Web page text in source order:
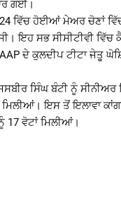
ਗਈ।
ਵਿੱਚ ਹੋਈਆਂ ਮੇਅਰ ਚੋਣਾਂ
ਇਹ ਸਭ ਸੀਸੀਟੀਵੀ ਵਿੱਚ
ਦੇ ਕੁਲਦੀਪ ਟੀਟਾ ਜੇਤੂ
ਸਿੰਘ ਬੰਟੀ ਨੂੰ ਸੀਨੀਅਰ
ਇਸ ਤੋਂ ਇਲਾਵਾ
17 ਵੋਟਾਂ ਮਿਲੀਆਂ।